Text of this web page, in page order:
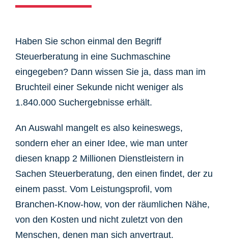
Haben Sie schon einmal den Begriff
Steuerberatung in eine Suchmaschine
eingegeben? Dann wissen Sie ja, dass man im
Bruchteil einer Sekunde nicht weniger als
1.840.000 Suchergebnisse erhält.
An Auswahl mangelt es also keineswegs,
sondern eher an einer Idee, wie man unter
diesen knapp 2 Millionen Dienstleistern in
Sachen Steuerberatung, den einen findet, der zu
einem passt. Vom Leistungsprofil, vom
Branchen-Know-how, von der räumlichen Nähe,
von den Kosten und nicht zuletzt von den
Menschen, denen man sich anvertraut.